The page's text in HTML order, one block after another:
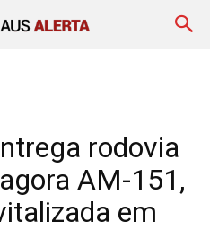
rodovia
AM-151,
em